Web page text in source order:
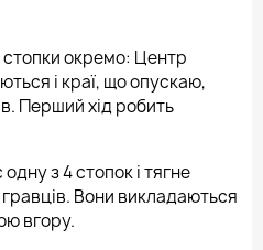
окремо: Центр
і краї, що опускаю,
Перший хід робить
з 4 стопок і тягне
гравців. Вони викладаються
вгору.